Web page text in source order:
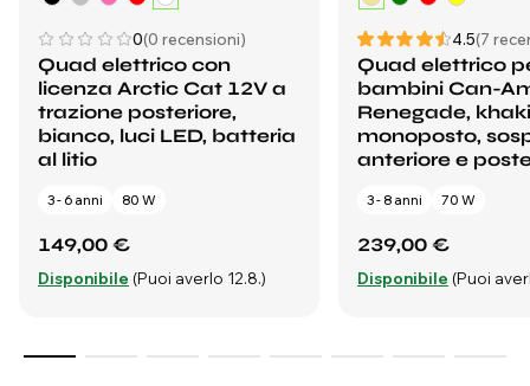
0(0 recensioni)
Quad elettrico con
licenza Arctic Cat 12V a
trazione posteriore,
bianco, luci LED, batteria
al litio
3 - 6 anni 80 W
149,00 €
Disponibile (Puoi averlo 12.8.)
4.5(7
Quad elettrico
bambini Can-
Renegade,
monoposto,
anteriore e
3 - 8 anni 70 W
239,00 €
Disponibile (Puoi